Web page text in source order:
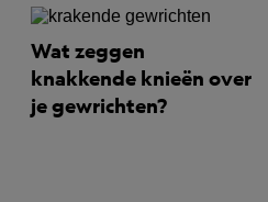
Wat zeggen
knakkende knieën over
je gewrichten?